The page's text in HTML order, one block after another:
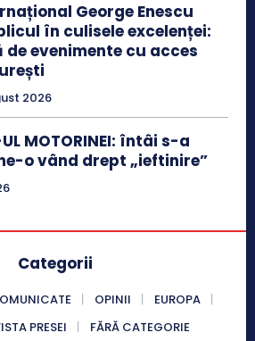
George Enescu
în culisele excelenței:
evenimente cu acces
2026
MOTORINEI: întâi s-a
o vând drept „ieftinire”
Categorii
OPINII
EUROPA
PRESEI FĂRĂ CATEGORIE